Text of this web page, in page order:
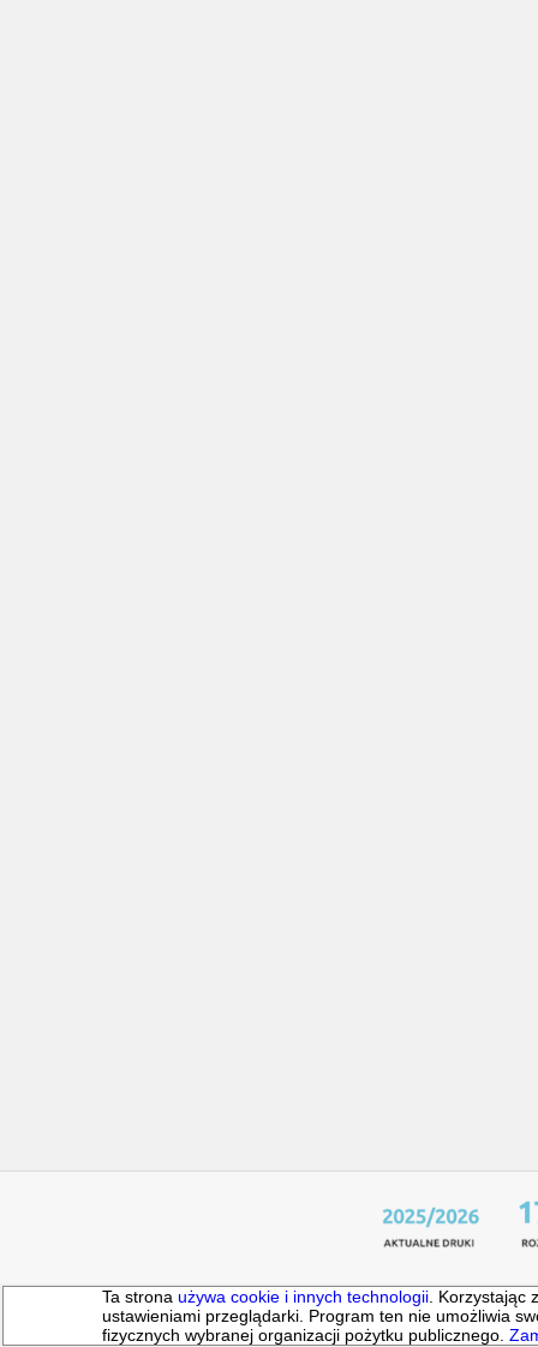
Ta strona używa cookie i innych technologii .
ustawieniami przeglądarki. Program ten nie umożliwia
fizycznych wybranej organizacji pożytku publicznego.